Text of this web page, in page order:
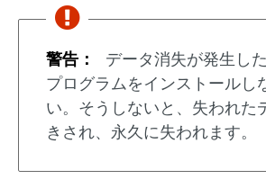
警告：
データ消失が発生し
プログラムをインストールし
い。そうしないと、失われた
きされ、永久に失われます。